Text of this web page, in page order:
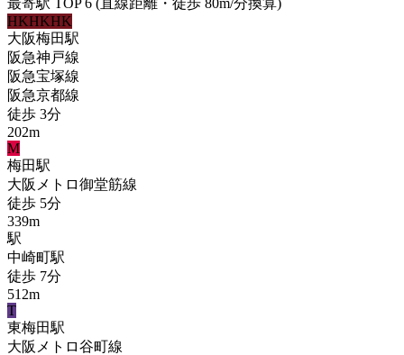
HKHKHK
大阪梅田駅
阪急神戸線
阪急宝塚線
阪急京都線
徒歩 3分
202m
M
梅田駅
大阪メトロ御堂筋線
徒歩 5分
339m
駅
中崎町駅
徒歩 7分
512m
T
東梅田駅
大阪メトロ谷町線